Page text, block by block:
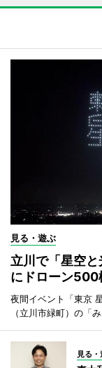
見る・遊ぶ
立川で「星空
にドローン500
夜間イベント「東京
（立川市緑町）の「
見る